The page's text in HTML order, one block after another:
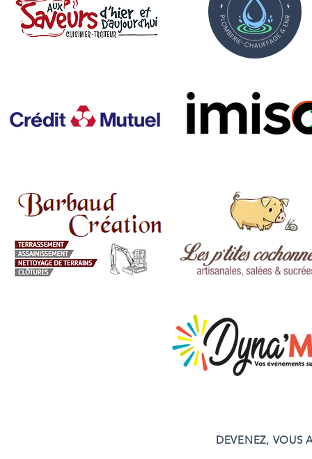
DEVENEZ, VOUS